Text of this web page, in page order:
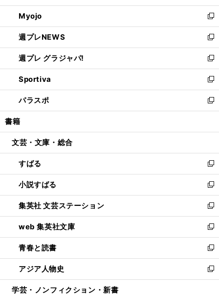
開
く
ウ
で
開
く
ン
ド
ウ
で
開
く
ウ
ィ
ン
ド
ウ
で
開
く
Myojo
新
し
い
ウ
ィ
ン
ド
ウ
で
開
週プレNEWS
新
し
い
ウ
ィ
ン
ド
ウ
開
週プレ グラジャパ!
新
し
い
ウ
ィ
ン
ウ
開
く
Sportiva
新
し
い
ウ
ン
ウ
で
開
く
パラスポ
新
し
ウ
ン
ド
ウ
で
開
く
書籍
文芸・文庫・総合
すばる
新
し
い
ウ
ィ
ン
ド
ウ
で
開
く
小説すばる
新
し
い
ウ
ィ
ン
ド
ウ
で
開
集英社 文芸ステーション
新
し
い
ウ
ィ
ン
ド
ウ
web 集英社文庫
新
し
い
ウ
ィ
ン
青春と読書
新
し
い
ウ
アジア人物史
新
し
学芸・ノンフィクション・新書